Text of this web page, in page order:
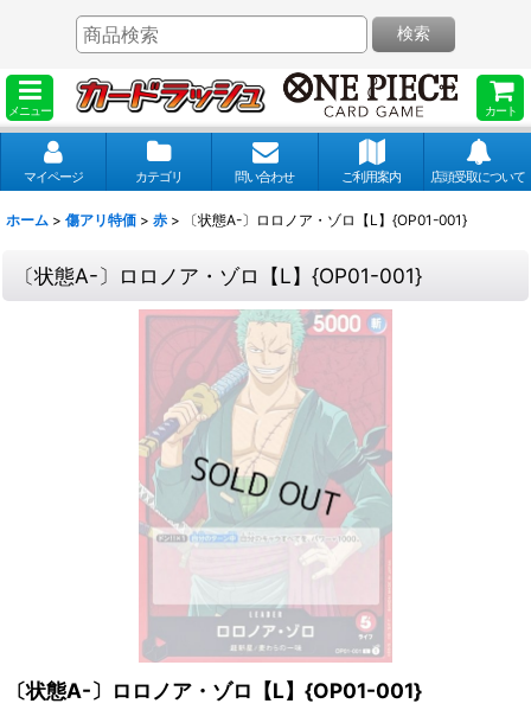
メニュー カート
検索
マイページ カテゴリ 問い合わせ ご利用案内 店頭受取について
ホーム > 傷アリ特価 > 赤 > 〔状態A-〕ロロノア・ゾロ【L】{OP01-001}
〔状態A-〕ロロノア・ゾロ【L】{OP01-001}
〔状態A-〕ロロノア・ゾロ【L】{OP01-001}